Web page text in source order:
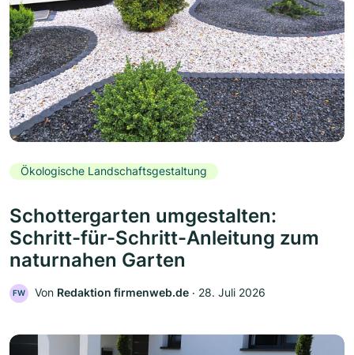
Ökologische Landschaftsgestaltung
Schottergarten umgestalten:
Schritt-für-Schritt-Anleitung zum
naturnahen Garten
FW Von Redaktion firmenweb.de ‧ 28. Juli 2026